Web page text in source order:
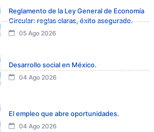
Reglamento de la Ley General de Economía
Circular: reglas claras, éxito asegurado.
05 Ago 2026
Desarrollo social en México.
04 Ago 2026
El empleo que abre oportunidades.
04 Ago 2026